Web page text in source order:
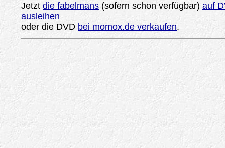
Jetzt die fabelmans(sofern schon verfügbar) auf
ausleihen
oder die DVD bei momox.de verkaufen.